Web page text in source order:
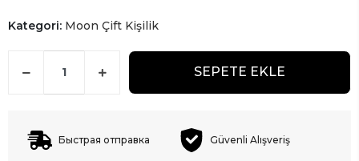
Kategori: Moon Çift Kişilik
SEPETE EKLE
Быстрая отправка Güvenli Alışveriş